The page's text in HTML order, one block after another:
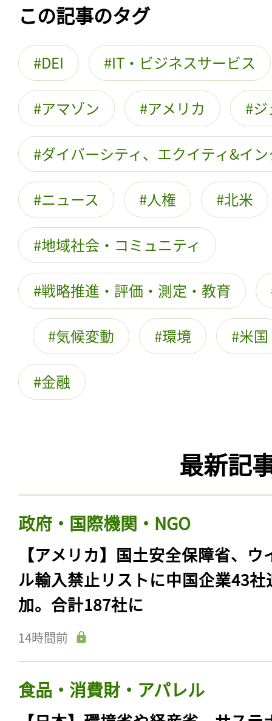
この記事のタグ
DEI IT・ビジネスサービス
アマゾン アメリカ
ダイバーシティ、エクイティ&イ
ニュース 人権 北米
地域社会・コミュニティ
戦略推進・評価・測定・教育
気候変動 環境 米国
金融
最新記
政府・国際機関・NGO
【アメリカ】国土安全保障省、ウ
ル輸入禁止リストに中国企業43社
加。合計187社に
14時間前
食品・消費財・アパレル